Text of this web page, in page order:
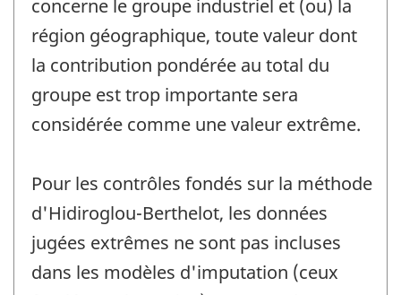
concerne le groupe industriel et (ou) la
région géographique, toute valeur dont
la contribution pondérée au total du
groupe est trop importante sera
considérée comme une valeur extrême.
Pour les contrôles fondés sur la méthode
d'Hidiroglou-Berthelot, les données
jugées extrêmes ne sont pas incluses
dans les modèles d'imputation (ceux